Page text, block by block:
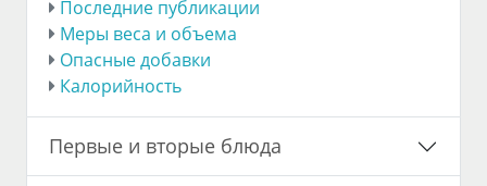
Последние публикации
Меры веса и объема
Опасные добавки
Калорийность
Первые и вторые блюда